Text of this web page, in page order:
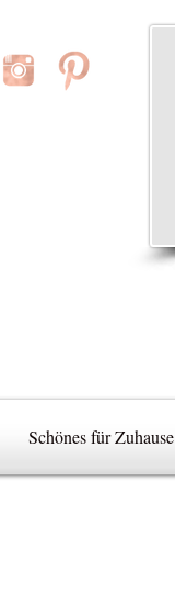
Schönes für Zuhause